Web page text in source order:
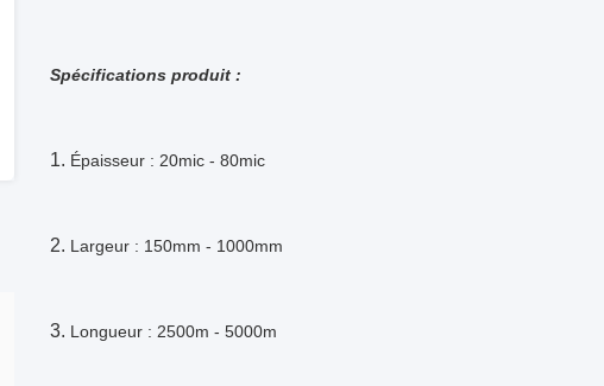
Spécifications produit :
1. Épaisseur : 20mic - 80mic
2. Largeur : 150mm - 1000mm
3. Longueur : 2500m - 5000m